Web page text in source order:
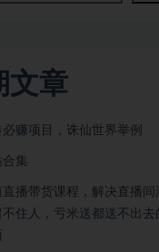
文章
赚项目，诛仙世界举例
集
播带货课程，解决直播间
住人，亏米送都送不出去